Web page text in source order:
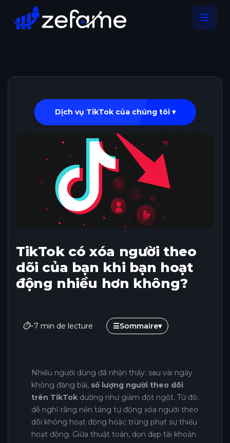
Dịch vụ TikTok của chúng tôi ▾
TikTok có xóa người theo
dõi của bạn khi bạn hoạt
động nhiều hơn không?
⏱~7 min de lecture ☰Sommaire▾
Nhiều người dùng đã nhận thấy: sau vài ngày
không đăng bài, số lượng người theo dõi
trên TikTok dường như giảm đột ngột. Từ đó,
dễ nghĩ rằng nền tảng tự động xóa người theo
dõi không hoạt động hoặc trừng phạt sự thiếu
hoạt động. Giữa thuật toán, dọn dẹp tài khoản